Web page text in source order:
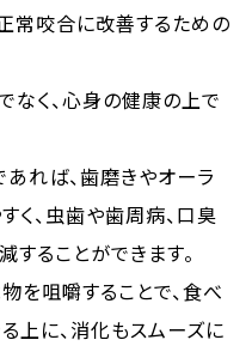
常咬合に改善するための
く、心身の健康の上で
れば、歯磨きやオーラ
く、虫歯や歯周病、口臭
することができます。
を咀嚼することで、食べ
上に、消化もスムーズに